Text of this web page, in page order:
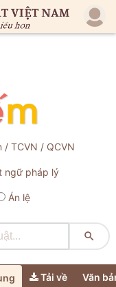
/ TCVN / QCVN
ngữ pháp lý
Án lệ

Tải về Văn